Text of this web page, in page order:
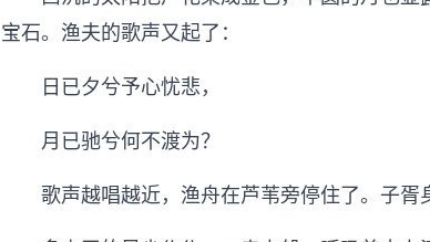
宝石。渔夫的歌声又起了：
日已夕兮予心忧悲，
月已驰兮何不渡为？
歌声越唱越近，渔舟在芦苇旁停住了。子胥